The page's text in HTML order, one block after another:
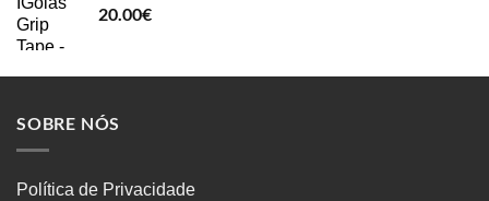
20.00€
SOBRE NÓS
Política de Privacidade